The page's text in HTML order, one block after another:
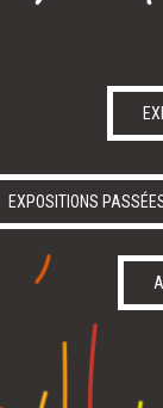
EXPOSITIONS